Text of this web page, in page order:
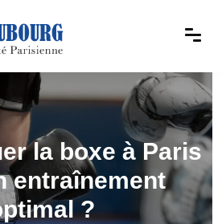
la boxe à Paris
entraînement
?